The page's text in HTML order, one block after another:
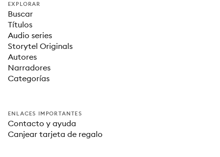
EXPLORAR
Buscar
Títulos
Audio series
Storytel Originals
Autores
Narradores
Categorías
ENLACES IMPORTANTES
Contacto y ayuda
Canjear tarjeta de regalo